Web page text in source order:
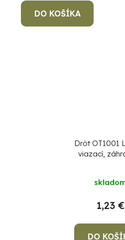
DO KOŠÍKA
Drôt OT1001
viazací,
1,23 €
DO